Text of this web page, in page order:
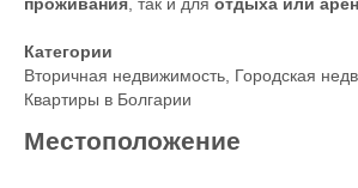
проживания, так и для отдыха или
Категории
Вторичная недвижимость, Городская
Квартиры в Болгарии
Местоположение